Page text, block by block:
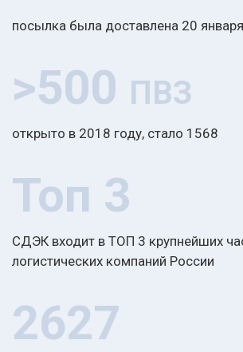
посылка была доставлена 20
>500 ПВЗ
открыто в 2018 году, стало 1568
Топ 3
СДЭК входит в ТОП 3 крупнейших
логистических компаний России
2627